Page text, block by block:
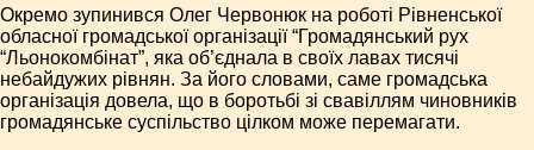
Окремо зупинився Олег Червонюк на роботі Рівненської
обласної громадської організації “Громадянський рух
“Льонокомбінат”, яка об’єднала в своїх лавах тисячі
небайдужих рівнян. За його словами, саме громадська
організація довела, що в боротьбі зі свавіллям чиновників
громадянське суспільство цілком може перемагати.